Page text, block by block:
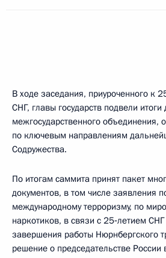
В ходе заседания, приуроченного к
СНГ, главы государств подвели итоги
межгосударственного объединения,
по ключевым направлениям
Содружества.
По итогам саммита принят пакет
документов, в том числе заявления
международному терроризму, по
наркотиков, в связи с 25‑летием
завершения работы Нюрнбергского
решение о председательстве